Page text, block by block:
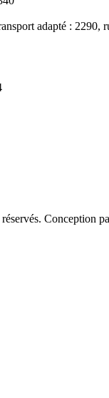
adapté : 2290,
Conception